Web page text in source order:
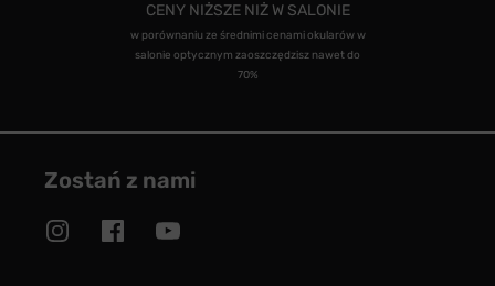
CENY NIŻSZE NIŻ W SALONIE
w porównaniu ze średnimi cenami okularów w
salonie optycznym zaoszczędzisz nawet do
70%
Zostań z nami